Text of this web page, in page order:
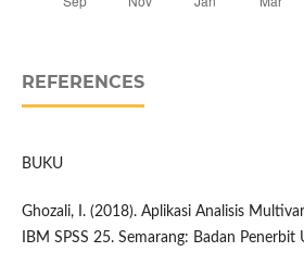
REFERENCES
BUKU
Ghozali, I. (2018). Aplikasi Analisis
IBM SPSS 25. Semarang: Badan